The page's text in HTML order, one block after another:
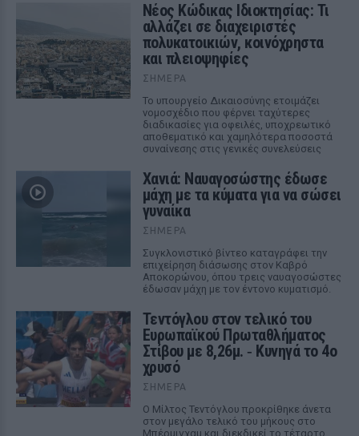
Νέος Κώδικας Ιδιοκτησίας: Τι
αλλάζει σε διαχειριστές
πολυκατοικιών, κοινόχρηστα
και πλειοψηφίες
ΣΉΜΕΡΑ
Το υπουργείο Δικαιοσύνης ετοιμάζει
νομοσχέδιο που φέρνει ταχύτερες
διαδικασίες για οφειλές, υποχρεωτικό
αποθεματικό και χαμηλότερα ποσοστά
συναίνεσης στις γενικές συνελεύσεις
Χανιά: Ναυαγοσώστης έδωσε
μάχη με τα κύματα για να σώσει
γυναίκα
ΣΉΜΕΡΑ
Συγκλονιστικό βίντεο καταγράφει την
επιχείρηση διάσωσης στον Καβρό
Αποκορώνου, όπου τρεις ναυαγοσώστες
έδωσαν μάχη με τον έντονο κυματισμό.
Τεντόγλου στον τελικό του
Ευρωπαϊκού Πρωταθλήματος
Στίβου με 8,26μ. ‑ Κυνηγά το 4ο
χρυσό
ΣΉΜΕΡΑ
Ο Μίλτος Τεντόγλου προκρίθηκε άνετα
στον μεγάλο τελικό του μήκους στο
Μπέρμιγχαμ και διεκδικεί το τέταρτο